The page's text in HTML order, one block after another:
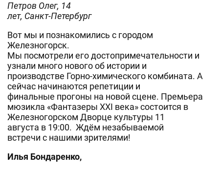
Петров Олег, 14
лет, Санкт-Петербург
Вот мы и познакомились с городом
Железногорск.
Мы посмотрели его достопримечательности и
узнали много нового об истории и
производстве Горно-химического комбината. А
сейчас начинаются репетиции и
финальные прогоны на новой сцене. Премьера
мюзикла «Фантазеры XXI века» состоится в
Железногорском Дворце культуры 11
августа в 19:00. Ждём незабываемой
встречи с нашими зрителями!
Илья Бондаренко,